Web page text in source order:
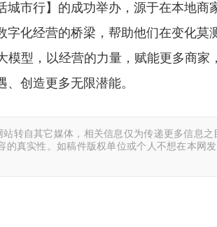
城市行】的成功举办，源于在本地
字化经营的桥梁，帮助他们在变化莫
模型，以经营的力量，赋能更多商家
创造更多无限潜能。
转自其它媒体，相关信息仅为传递更多信息
的真实性。如稿件版权单位或个人不想在本网